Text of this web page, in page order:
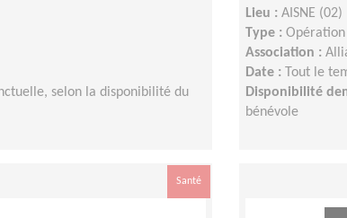
selon la disponibilité du
Lieu : AISNE (02)
Type :
Association :
Date :
Tout le
Disponibilité
bénévole
Santé